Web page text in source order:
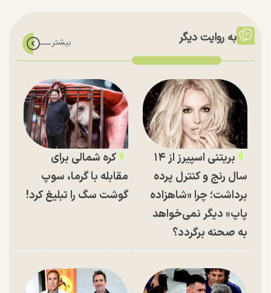
به روایت دیگر
بریتنی اسپیرز از ۱۴
سال رنج و کنترل پرده
برداشت؛ چرا «شاهزاده
پاپ» دیگر نمی‌خواهد
به صحنه برگردد؟
کره شمالی برای
مقابله با گرما، سوپ
گوشت سگ را تبلیغ کرد!